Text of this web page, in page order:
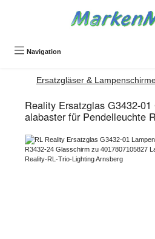
Navigation
Ersatzgläser &
Reality Ersatzglas G3432-
alabaster für Pendelleuchte
Bildergalerie überspringen